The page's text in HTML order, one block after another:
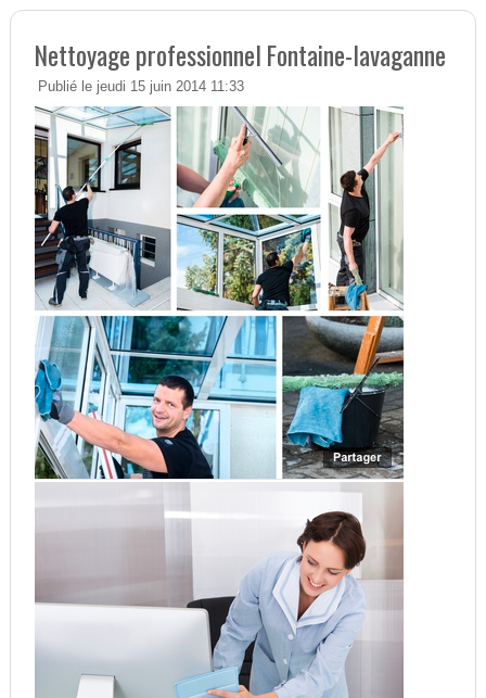
Nettoyage professionnel Fontaine-lavaganne
Publié le jeudi 15 juin 2014 11:33